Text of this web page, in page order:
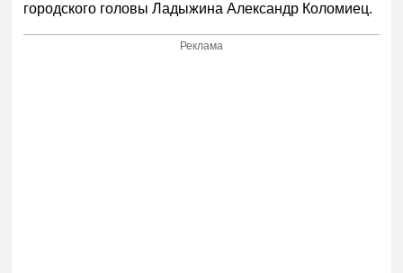
городского головы Ладыжина Александр Коломиец.
Реклама